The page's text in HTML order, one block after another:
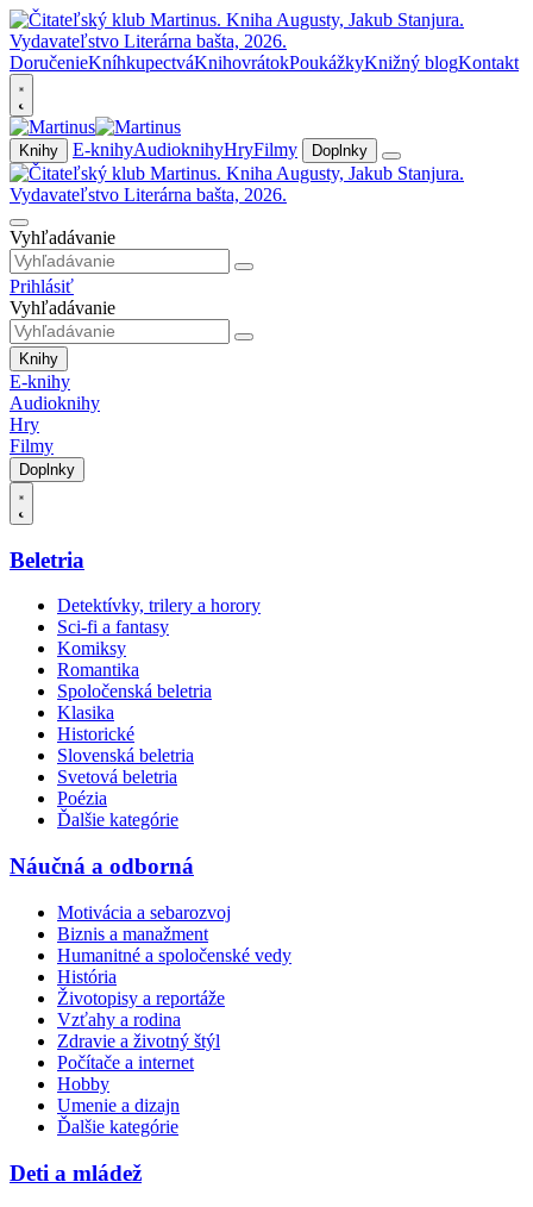
DoručenieKníhkupectváKnihovrátokPoukážkyKnižný blogKontakt
Knihy E-knihyAudioknihyHryFilmy Doplnky
Vyhľadávanie
Prihlásiť
Vyhľadávanie
Knihy
E-knihy
Audioknihy
Hry
Filmy
Doplnky
Beletria
Detektívky, trilery a horory
Sci-fi a fantasy
Komiksy
Romantika
Spoločenská beletria
Klasika
Historické
Slovenská beletria
Svetová beletria
Poézia
Ďalšie kategórie
Náučná a odborná
Motivácia a sebarozvoj
Biznis a manažment
Humanitné a spoločenské vedy
História
Životopisy a reportáže
Vzťahy a rodina
Zdravie a životný štýl
Počítače a internet
Hobby
Umenie a dizajn
Ďalšie kategórie
Deti a mládež